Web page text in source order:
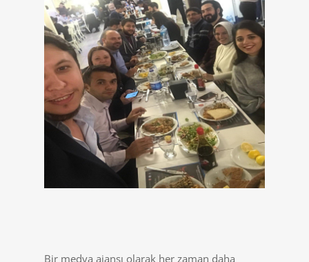
Bir medya ajansı olarak her zaman daha